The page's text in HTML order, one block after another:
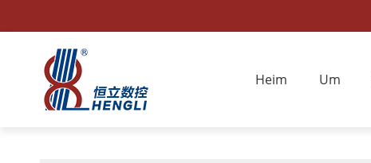
Heim Um